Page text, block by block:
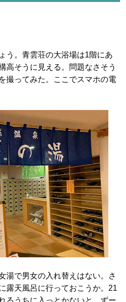
う。青雲荘の大浴場は1階にあ
高そうに見える。問題なさそう
撮ってみた。ここでスマホの電
湯で男女の入れ替えはない。さ
露天風呂に行っておこうか。21
るうちに入っとかないと。ずー